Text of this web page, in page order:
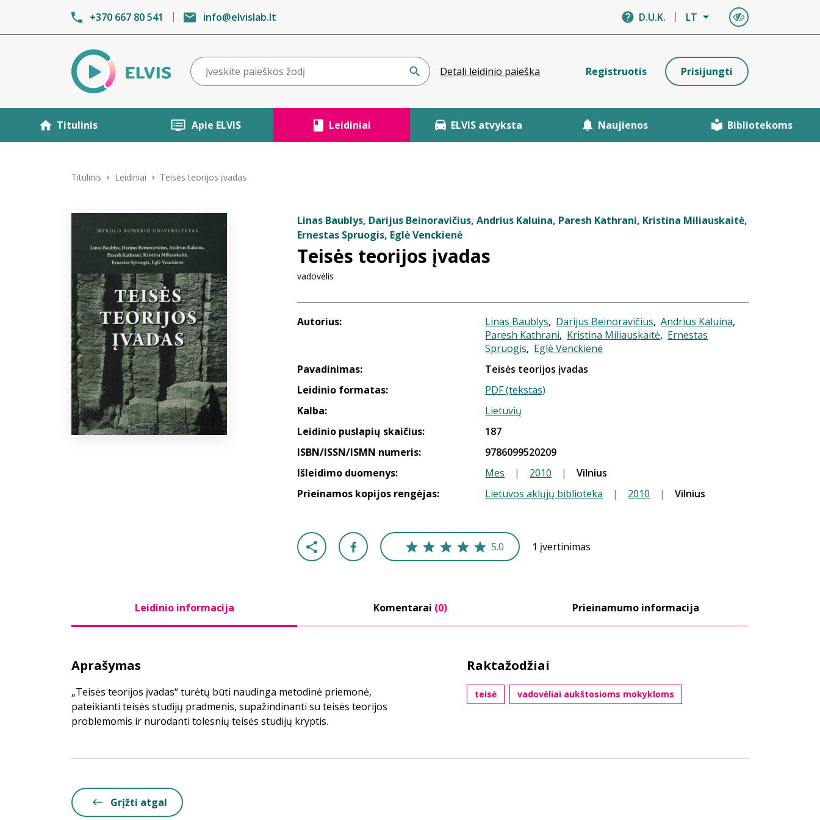
+370 667 80 541 info@elvislab.lt D.U.K. LT
Detali leidinio paieška Registruotis Prisijungti
Titulinis Apie ELVIS Leidiniai ELVIS atvyksta Naujienos Bibliotekoms
Titulinis Leidiniai Teisės teorijos įvadas
Linas Baublys, Darijus Beinoravičius, Andrius Kaluina, Paresh Kathrani, Kristina Miliauskaitė,
Ernestas Spruogis, Eglė Venckienė
Teisės teorijos įvadas
vadovėlis
Autorius: Linas Baublys, Darijus Beinoravičius,Andrius Kaluina,
Paresh Kathrani, Kristina Miliauskaitė, Ernestas
Spruogis, Eglė Venckienė
Pavadinimas:
Teisės teorijos įvadas
Leidinio formatas:
PDF (tekstas)
Kalba:
Lietuvių
Leidinio puslapių skaičius:
187
ISBN/ISSN/ISMN numeris:
9786099520209
Išleidimo duomenys:
Mes | 2010 |
Vilnius
Prieinamos kopijos rengėjas:
Lietuvos aklųjų biblioteka | 2010 | Vilnius
5.0 1 įvertinimas
Leidinio informacija Komentarai (0) Prieinamumo informacija
Aprašymas
„Teisės teorijos įvadas“ turėtų būti naudinga metodinė priemonė,
pateikianti teisės studijų pradmenis, supažindinanti su teisės teorijos
problemomis ir nurodanti tolesnių teisės studijų kryptis.
Raktažodžiai
teisė vadovėliai aukštosioms mokykloms
Grįžti atgal